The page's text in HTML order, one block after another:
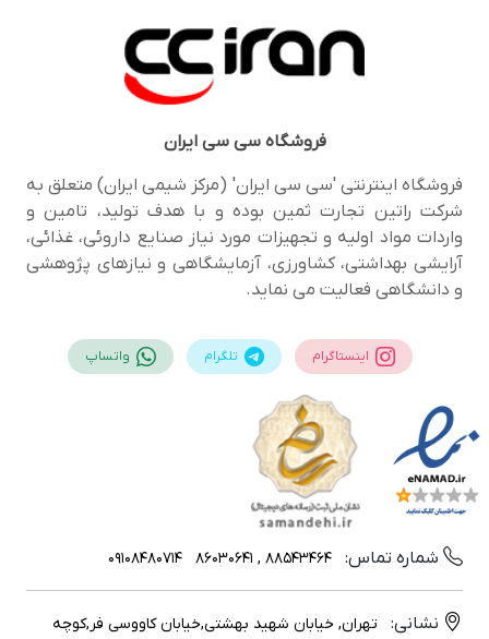
فروشگاهسی سی ایران
فروشگاه اینترنتی 'سی سی ایران' (مرکز شیمی ایران) متعلق به
شرکت راتین تجارت ثمین بوده و با هدف تولید، تامین و
واردات مواد اولیه و تجهیزات مورد نیاز صنایع داروئی، غذائی،
آرایشی بهداشتی، کشاورزی، آزمایشگاهی و نیازهای پژوهشی
و دانشگاهی فعالیت می نماید.
اینستاگرام تلگرام واتساپ
شماره تماس: 88543464 , 86030641
09108480714
نشانی: تهران, خیابان شهید بهشتی,خیابان کاووسی فر,کوچه